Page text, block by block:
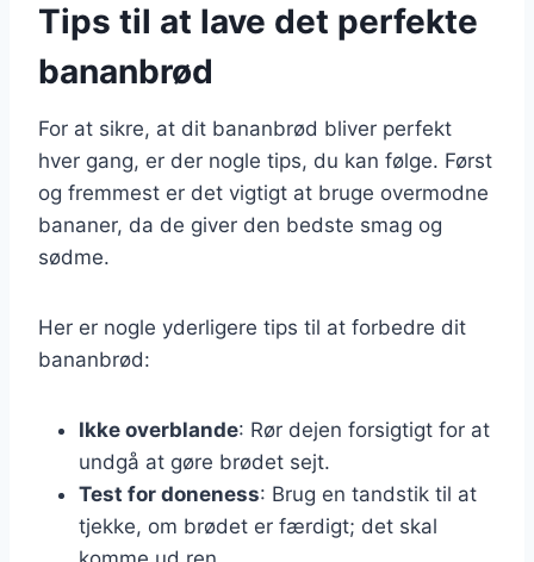
Tips til at lave det perfekte
bananbrød
For at sikre, at dit bananbrød bliver perfekt
hver gang, er der nogle tips, du kan følge. Først
og fremmest er det vigtigt at bruge overmodne
bananer, da de giver den bedste smag og
sødme.
Her er nogle yderligere tips til at forbedre dit
bananbrød:
Ikke overblande: Rør dejen forsigtigt for at
undgå at gøre brødet sejt.
Test for doneness: Brug en tandstik til at
tjekke, om brødet er færdigt; det skal